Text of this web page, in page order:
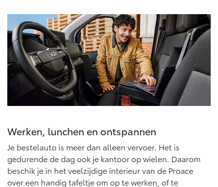
Vanaf € 89.986,-
Werken, lunchen en ontspannen
Je bestelauto is meer dan alleen vervoer. Het is
gedurende de dag ook je kantoor op wielen. Daarom
beschik je in het veelzijdige interieur van de Proace
over een handig tafeltje om op te werken, of te